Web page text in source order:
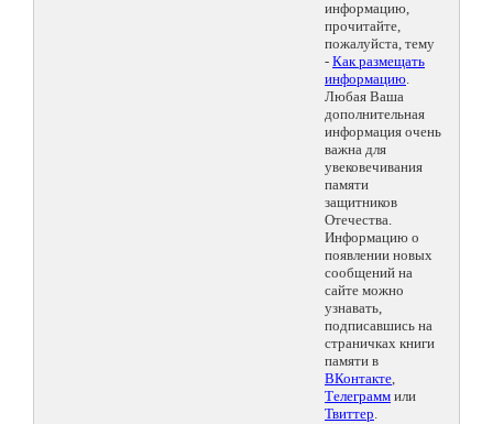
информацию,
прочитайте,
пожалуйста, тему
- Как размещать
информацию.
Любая Ваша
дополнительная
информация очень
важна для
увековечивания
памяти
защитников
Отечества.
Информацию о
появлении новых
сообщений на
сайте можно
узнавать,
подписавшись на
страничках книги
памяти в
ВКонтакте,
Телеграмм или
Твиттер.